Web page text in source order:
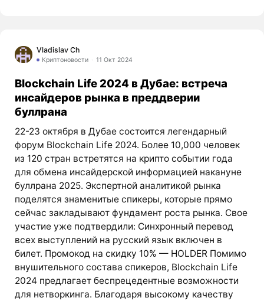
Vladislav Ch
Криптоновости 11 Окт 2024
Blockchain Life 2024 в Дубае: встреча
инсайдеров рынка в преддверии
буллрана
22-23 октября в Дубае состоится легендарный
форум Blockchain Life 2024. Более 10,000 человек
из 120 стран встретятся на крипто событии года
для обмена инсайдерской информацией накануне
буллрана 2025. Экспертной аналитикой рынка
поделятся знаменитые спикеры, которые прямо
сейчас закладывают фундамент роста рынка. Свое
участие уже подтвердили: Синхронный перевод
всех выступлений на русский язык включен в
билет. Промокод на скидку 10% — HOLDER Помимо
внушительного состава спикеров, Blockchain Life
2024 предлагает беспрецедентные возможности
для нетворкинга. Благодаря высокому качеству